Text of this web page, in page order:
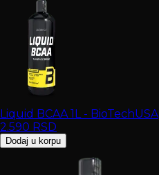
Liquid BCAA 1L - BioTechUSA
2.590 RSD
Dodaj u korpu